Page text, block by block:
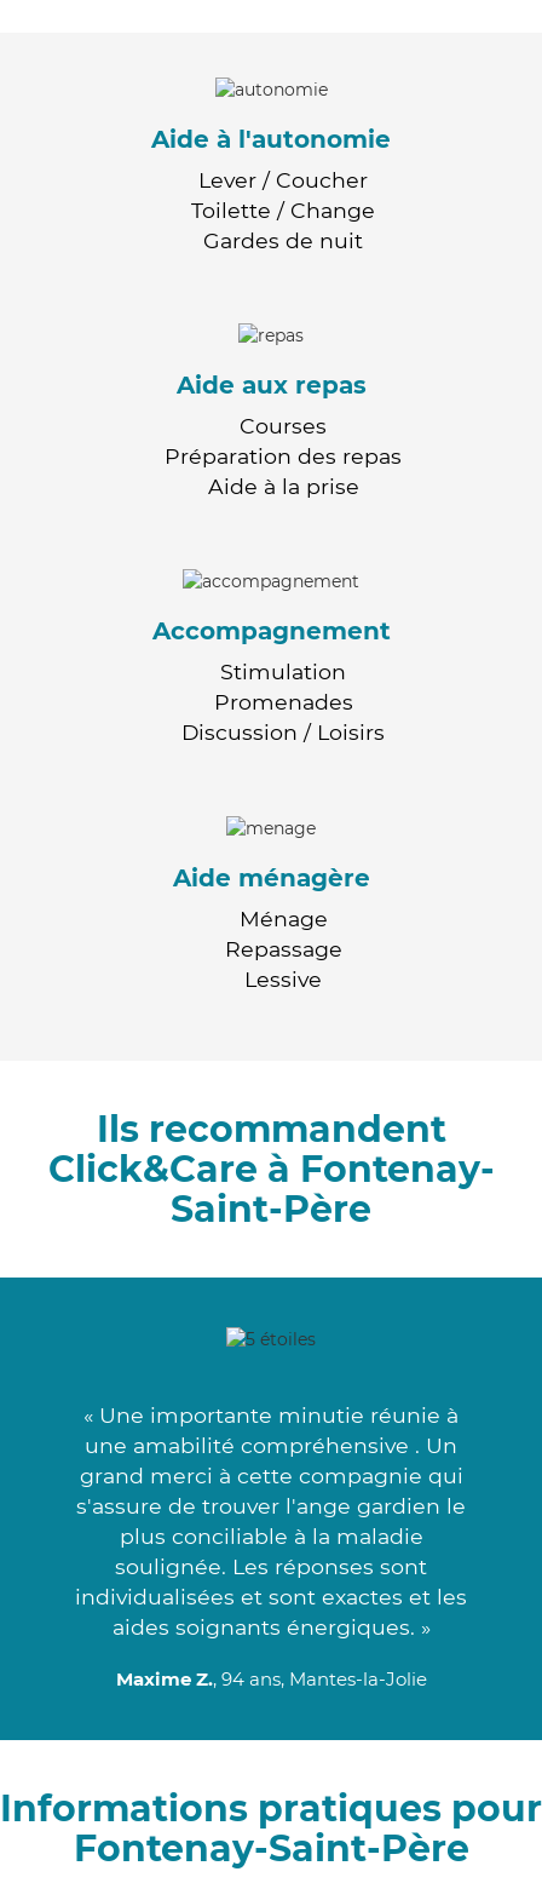
Aide à l'autonomie
Lever / Coucher
Toilette / Change
Gardes de nuit
Aide aux repas
Courses
Préparation des repas
Aide à la prise
Accompagnement
Stimulation
Promenades
Discussion / Loisirs
Aide ménagère
Ménage
Repassage
Lessive
Ils recommandent
Click&Care à Fontenay-
Saint-Père
« Une importante minutie réunie à
une amabilité compréhensive . Un
grand merci à cette compagnie qui
s'assure de trouver l'ange gardien le
plus conciliable à la maladie
soulignée. Les réponses sont
individualisées et sont exactes et les
aides soignants énergiques. »
Maxime Z., 94 ans, Mantes-la-Jolie
Informations pratiques pour
Fontenay-Saint-Père